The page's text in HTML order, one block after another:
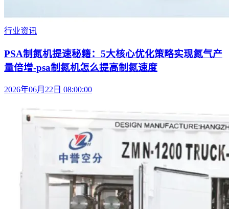
行业资讯
PSA制氮机提速秘籍：5大核心优化策略实现氮气产
量倍增-psa制氮机怎么提高制氮速度
2026年06月22日 08:00:00